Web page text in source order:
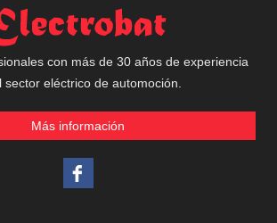
con más de 30 años de experiencia
sector eléctrico de automoción.
Más información